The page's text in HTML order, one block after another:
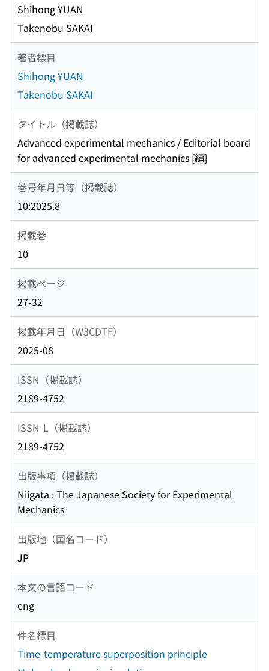
Shihong YUAN
Takenobu SAKAI
著者標目
Shihong YUAN
Takenobu SAKAI
タイトル（掲載誌）
Advanced experimental mechanics / Editorial board
for advanced experimental mechanics [編]
巻号年月日等（掲載誌）
10:2025.8
掲載巻
10
掲載ページ
27-32
掲載年月日（W3CDTF）
2025-08
ISSN（掲載誌）
2189-4752
ISSN-L（掲載誌）
2189-4752
出版事項（掲載誌）
Niigata : The Japanese Society for Experimental
Mechanics
出版地（国名コード）
JP
本文の言語コード
eng
件名標目
Time-temperature superposition principle